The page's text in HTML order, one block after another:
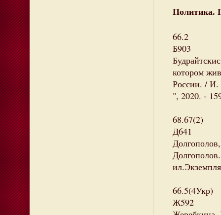
Политика.
66.2
Б903
котором
России. / И.
", 2020. -
68.67(2)
Д641
66.5(4Укр)
Ж592